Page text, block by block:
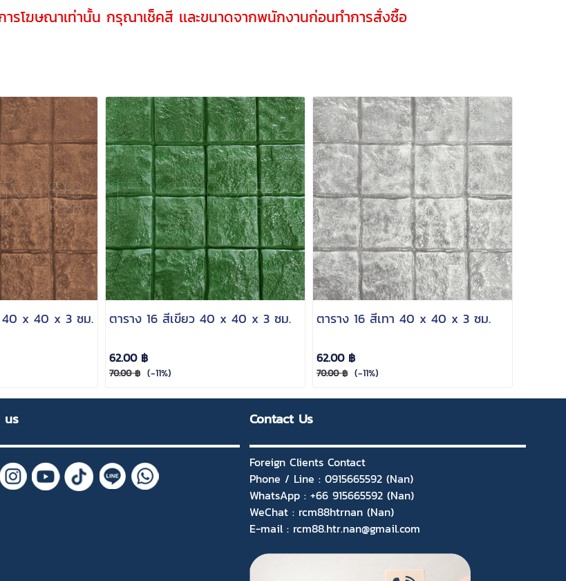
ารโฆษณาเท่านั้น กรุณาเช็คสี เเละขนาดจากพนักงานก่อนทำการสั่งซื้อ
40 x 40 x 3 ซม. ตาราง 16 สีเขียว 40 x 40 x 3 ซม.
62.00 ฿
70.00 ฿ (-11%)
ตาราง 16 สีเทา 40 x 40 x 3 ซม.
62.00 ฿
70.00 ฿ (-11%)
us Contact Us
Foreign Clients Contact
Phone / Line : 0915665592 (Nan)
WhatsApp : +66 915665592 (Nan)
WeChat : rcm88htrnan (Nan)
E-mail : rcm88.htr.nan@gmail.com